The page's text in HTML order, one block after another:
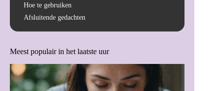
Hoe te gebruiken
Afsluitende gedachten
Meest populair in het laatste uur